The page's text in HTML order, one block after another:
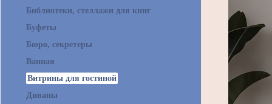
Библиотеки, стеллажи для книг
Буфеты
Бюро, секретеры
Ванная
Витрины для гостиной
Диваны